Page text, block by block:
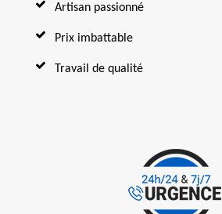
Artisan passionné
Prix imbattable
Travail de qualité